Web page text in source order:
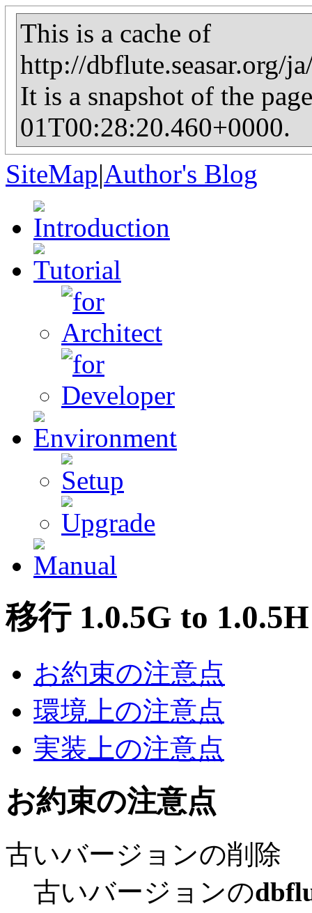
This is a cache of
http://dbflute.seasar.org/
It is a snapshot of the
01T00:28:20.460+0000.
SiteMap|Author's Blog
移行 1.0.5G to 1.0.5H
お約束の注意点
環境上の注意点
実装上の注意点
お約束の注意点
古いバージョンの削除
古いバージョンの